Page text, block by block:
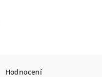
Hodnocení